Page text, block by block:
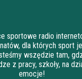
sportowe radio
dla których sport
wszędzie tam,
z pracy, szkoły, na
emocje!